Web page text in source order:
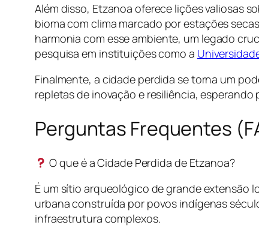
Além disso, Etzanoa oferece lições valiosas
bioma com clima marcado por estações
harmonia com esse ambiente, um legado
pesquisa em instituições como a
Finalmente, a cidade perdida se torna um
repletas de inovação e resiliência, esperando
Perguntas Frequentes
O que é a Cidade Perdida de Etzanoa?
É um sítio arqueológico de grande extensão
urbana construída por povos indígenas
infraestrutura complexos.